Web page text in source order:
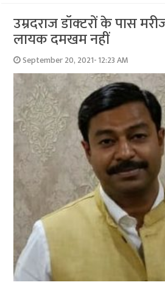
उम्रदराज डॉक्‍टरों के पास
लायक दमखम नहीं
September 20, 2021- 12:23 AM